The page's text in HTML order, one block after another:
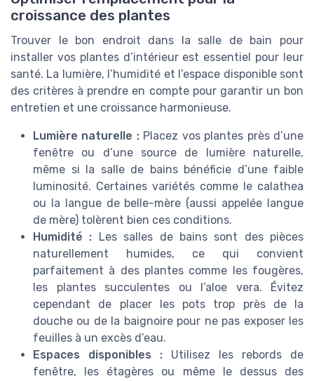
croissance des plantes
Trouver le bon endroit dans la salle de bain pour
installer vos plantes d’intérieur est essentiel pour leur
santé. La lumière, l’humidité et l’espace disponible sont
des critères à prendre en compte pour garantir un bon
entretien et une croissance harmonieuse.
Lumière naturelle :Placez vos plantes près d’une
fenêtre ou d’une source de lumière naturelle,
même si la salle de bains bénéficie d’une faible
luminosité. Certaines variétés comme le calathea
ou la langue de belle-mère (aussi appelée langue
de mère) tolèrent bien ces conditions.
Humidité : Les salles de bains sont des pièces
naturellement humides, ce qui convient
parfaitement à des plantes comme les fougères,
les plantes succulentes ou l’aloe vera. Évitez
cependant de placer les pots trop près de la
douche ou de la baignoire pour ne pas exposer les
feuilles à un excès d’eau.
Espaces disponibles : Utilisez les rebords de
fenêtre, les étagères ou même le dessus des